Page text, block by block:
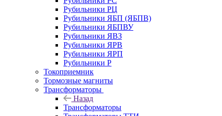
Рубильники РЦ
Рубильники ЯБП (ЯБПВ)
Рубильники ЯБПВУ
Рубильники ЯВЗ
Рубильники ЯРВ
Рубильники ЯРП
Рубильники Р
Токоприемник
Тормозные магниты
Трансформаторы
Назад
Трансформаторы